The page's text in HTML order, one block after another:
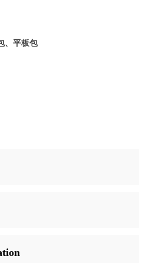
、平板包